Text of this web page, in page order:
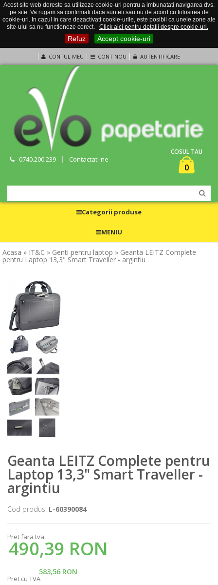
Acest site web doreste sa utilizeze cookie-uri pentru a imbunatati navigarea dvs.
pe site. Va rugam sa confirmati daca sunteti sau nu de acord cu folosirea de
cookie-uri. In cazul in care dezactivati cookie-urile, este posibil ca unele zone ale
site-ului sa nu functioneze corect.
Click aici pentru detalii despre cookie-uri.
Refuz Accept cookie-uri
CONTUL MEU CONT NOU AUTENTIFICARE
0740.200.239 Contactati-ne
COSUL TAU
0
Categorii produse
MENIU
Acasa » IT&C » Genti pentru laptop » Geanta LEITZ Complete
pentru Laptop 13,3" Smart Traveller - argintiu
Geanta LEITZ Complete pentru
Laptop 13,3" Smart Traveller -
argintiu
Cod produs: L-60390084
Pret fara tva
490,39 RON
583,56 RON
Pret cu TVA